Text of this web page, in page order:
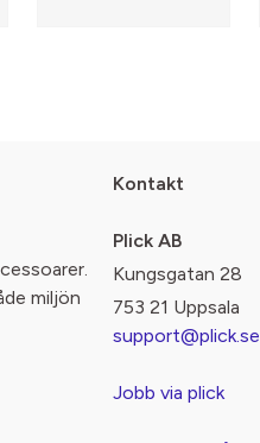
miljön
Kontakt
Plick AB
Kungsgatan 28
753 21 Uppsala
support@plick.se
Jobb via plick